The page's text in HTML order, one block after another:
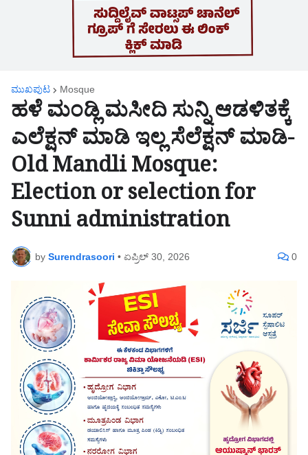
ಮುಖಪುಟ Mosque
ಹಳೆ ಮಂಡ್ಲಿ ಮಸೀದಿ ಸುನ್ನಿ ಆಡಳಿತಕ್ಕೆ
ಎಲೆಕ್ಷನ್ ಮಾಡಿ ಇಲ್ಲ ಸೆಲೆಕ್ಷನ್ ಮಾಡಿ-
Old Mandli Mosque:
Election or selection for
Sunni administration
by Surendrasoori • ಏಪ್ರಿಲ್ 30, 2026 0